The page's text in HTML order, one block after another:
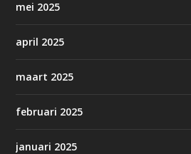
mei 2025
april 2025
maart 2025
februari 2025
januari 2025